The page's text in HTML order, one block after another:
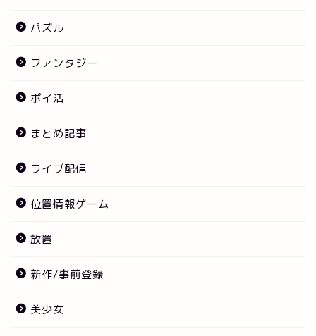
パズル
ファンタジー
ポイ活
まとめ記事
ライブ配信
位置情報ゲーム
放置
新作/事前登録
美少女